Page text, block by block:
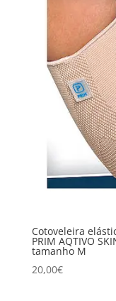
Cotoveleira
PRIM AQTIVO
tamanho M
20,00€